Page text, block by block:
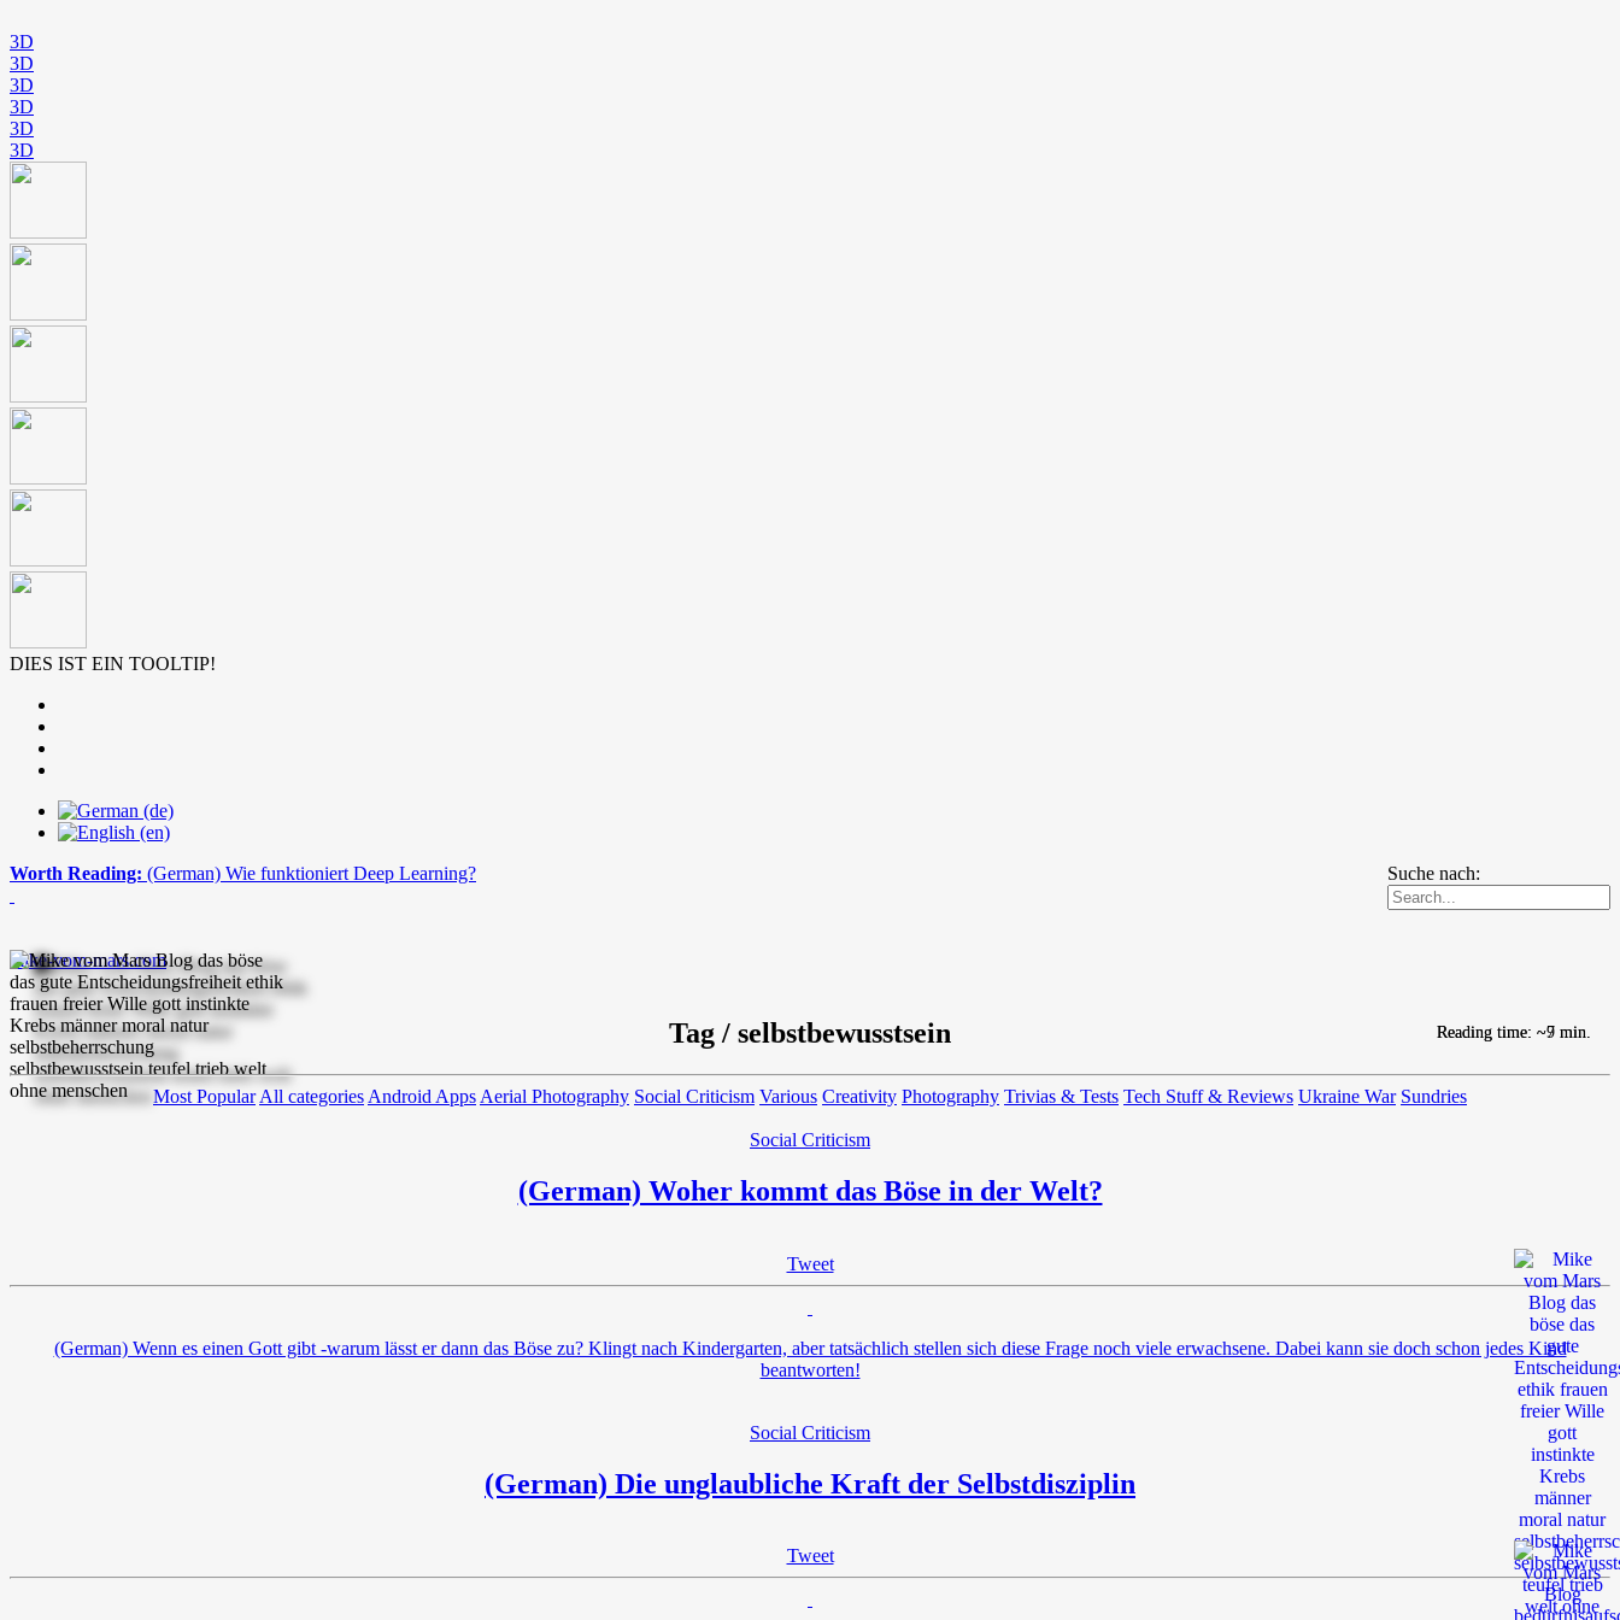
3D
3D
3D
3D
3D
3D
DIES IST EIN TOOLTIP!
Suche nach:
Worth Reading: (German) Wie funktioniert Deep Learning?
mike-vom-mars.com
Tag / selbstbewusstsein
Most Popular All categories Android Apps Aerial Photography Social Criticism Various Creativity Photography Trivias & Tests Tech Stuff & Reviews Ukraine War Sundries
Social Criticism
(German) Woher kommt das Böse in der Welt?
Tweet
Reading time: ~9 min.
(German) Wenn es einen Gott gibt -warum lässt er dann das Böse zu? Klingt nach Kindergarten, aber tatsächlich stellen sich diese Frage noch viele erwachsene. Dabei kann sie doch schon jedes Kind
beantworten!
Social Criticism
(German) Die unglaubliche Kraft der Selbstdisziplin
Tweet
Reading time: ~7 min.